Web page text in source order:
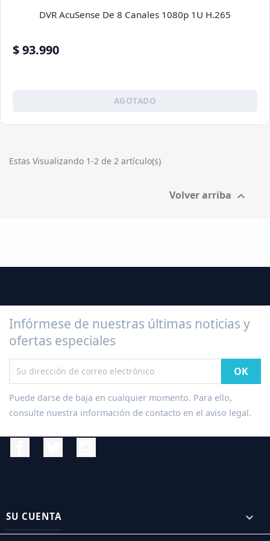
DVR AcuSense De 8 Canales 1080p 1U H.265
$ 93.990
AGOTADO
Estas Visualizando 1-2 de 2 artículo(s)
Volver arriba 
Infórmese de nuestras últimas noticias y
ofertas especiales
Puede darse de baja en cualquier momento. Para ello,
consulte nuestra información de contacto en el aviso legal.
SU CUENTA 